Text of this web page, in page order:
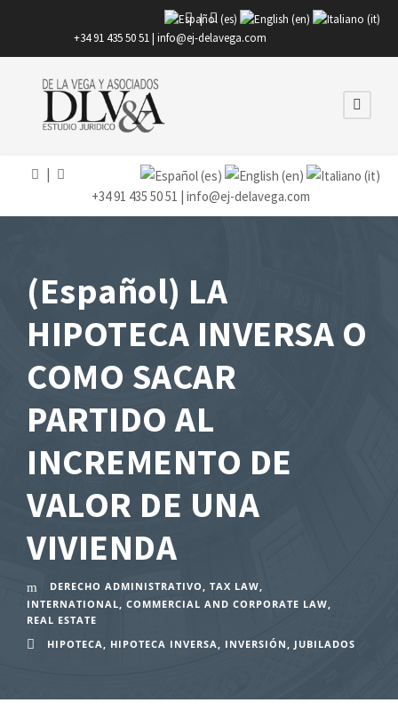
|
+34 91 435 50 51 | info@ej-delavega.com
+34 91 435 50 51 | info@ej-delavega.com
(Español) LA
HIPOTECA INVERSA O
COMO SACAR
PARTIDO AL
INCREMENTO DE
VALOR DE UNA
VIVIENDA
DERECHO ADMINISTRATIVO, TAX LAW,
INTERNATIONAL COMMERCIAL AND CORPORATE LAW
REAL ESTATE
HIPOTECA
HIPOTECA INVERSA INVERSIÓN JUBILADOS